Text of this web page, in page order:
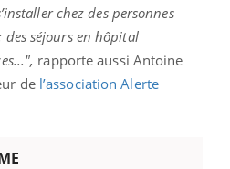
chez des personnes
séjours en hôpital
rapporte aussi Antoine
de l’association Alerte